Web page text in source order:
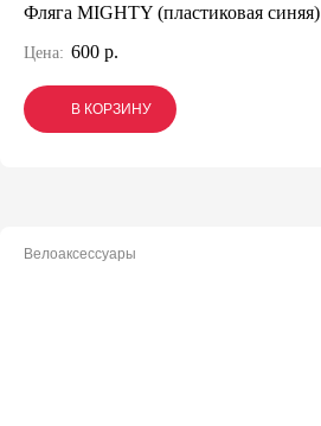
Фляга MIGHTY (пластиковая синяя)
Цена: 600 р.
В КОРЗИНУ
В КОРЗИНУ
В КОРЗИНУ
Велоаксессуары